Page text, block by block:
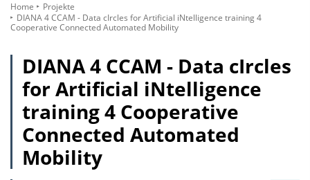
Home
Projekte
DIANA 4 CCAM - Data cIrcles for Artificial iNtelligence training 4
Cooperative Connected Automated Mobility
DIANA 4 CCAM - Data cIrcles
for Artificial iNtelligence
training 4 Cooperative
Connected Automated
Mobility